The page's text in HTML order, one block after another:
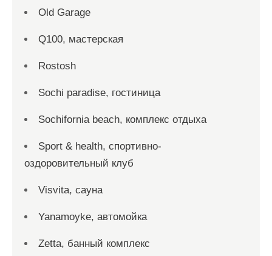
Old Garage
Q100, мастерская
Rostosh
Sochi paradise, гостиница
Sochifornia beach, комплекс отдыха
Sport & health, спортивно-
оздоровительный клуб
Visvita, сауна
Yanamoyke, автомойка
Zetta, банный комплекс